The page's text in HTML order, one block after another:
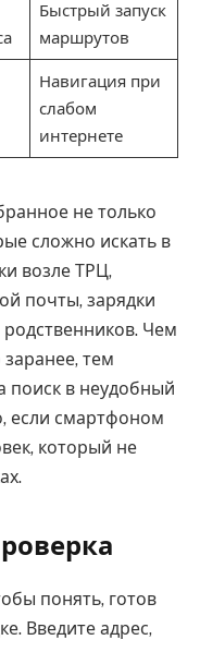
Быстрый запуск
маршрутов
Навигация при
слабом
интернете
не только
сложно искать в
возле ТРЦ,
почты, зарядки
Чем
тем
поиск в неудобный
если смартфоном
который не
понять, готов
Введите адрес,